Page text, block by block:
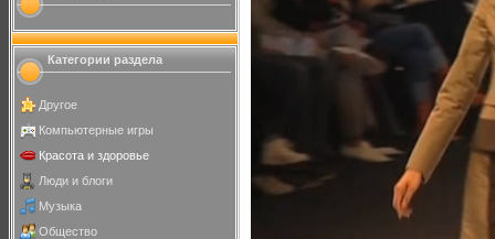
Категории раздела
Другое
Компьютерные игры
Красота и здоровье
Люди и блоги
Музыка
Общество